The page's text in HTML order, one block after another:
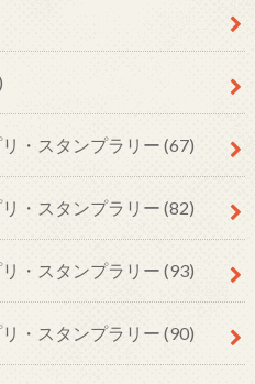
・スタンプラリー (67)
・スタンプラリー (82)
・スタンプラリー (93)
・スタンプラリー (90)